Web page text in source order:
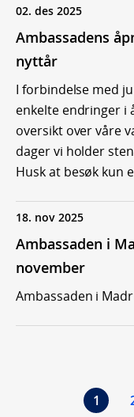
02. des 2025
Ambassadens
nyttår
I forbindelse med
enkelte endringer i
oversikt over våre
dager vi holder
Husk at besøk kun
18. nov 2025
Ambassaden i
november
Ambassaden i
1